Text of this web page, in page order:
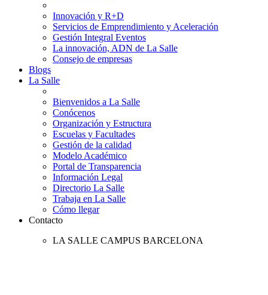
Innovación y R+D
Servicios de Emprendimiento y Aceleración
Gestión Integral Eventos
La innovación, ADN de La Salle
Consejo de empresas
Blogs
La Salle
Bienvenidos a La Salle
Conócenos
Organización y Estructura
Escuelas y Facultades
Gestión de la calidad
Modelo Académico
Portal de Transparencia
Información Legal
Directorio La Salle
Trabaja en La Salle
Cómo llegar
Contacto
LA SALLE CAMPUS BARCELONA